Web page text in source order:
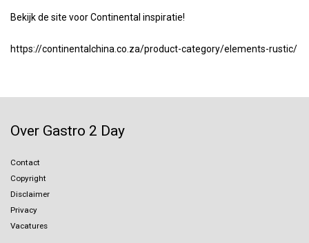
Bekijk de site voor Continental inspiratie!
https://continentalchina.co.za/product-category/elements-rustic/
Over Gastro 2 Day
Contact
Copyright
Disclaimer
Privacy
Vacatures